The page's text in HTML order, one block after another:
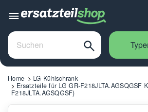
Home
LG Kühlschrank
Ersatzteile für LG GR-F218JLTA.AGSQGSF
F218JLTA.AGSQGSF)